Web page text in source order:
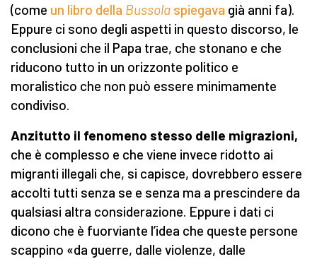
(come un libro della Bussola spiegava già anni fa).
Eppure ci sono degli aspetti in questo discorso, le
conclusioni che il Papa trae, che stonano e che
riducono tutto in un orizzonte politico e
moralistico che non può essere minimamente
condiviso.
Anzitutto il fenomeno stesso delle migrazioni,
che è complesso e che viene invece ridotto ai
migranti illegali che, si capisce, dovrebbero essere
accolti tutti senza se e senza ma a prescindere da
qualsiasi altra considerazione. Eppure i dati ci
dicono che è fuorviante l’idea che queste persone
scappino «da guerre, dalle violenze, dalle